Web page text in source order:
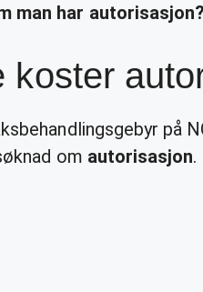
man har
koster
på
om autorisasjon.